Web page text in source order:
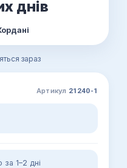
днів
зараз
Артикул 21240-1
1–2 дні